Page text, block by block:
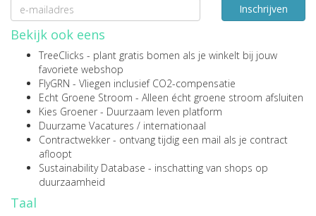
Inschrijven
Bekijk ook eens
TreeClicks - plant gratis bomen als je winkelt bij jouw
favoriete webshop
FlyGRN - Vliegen inclusief CO2-compensatie
Echt Groene Stroom - Alleen écht groene stroom afsluiten
Kies Groener - Duurzaam leven platform
Duurzame Vacatures / internationaal
Contractwekker - ontvang tijdig een mail als je contract
afloopt
Sustainability Database - inschatting van shops op
duurzaamheid
Taal